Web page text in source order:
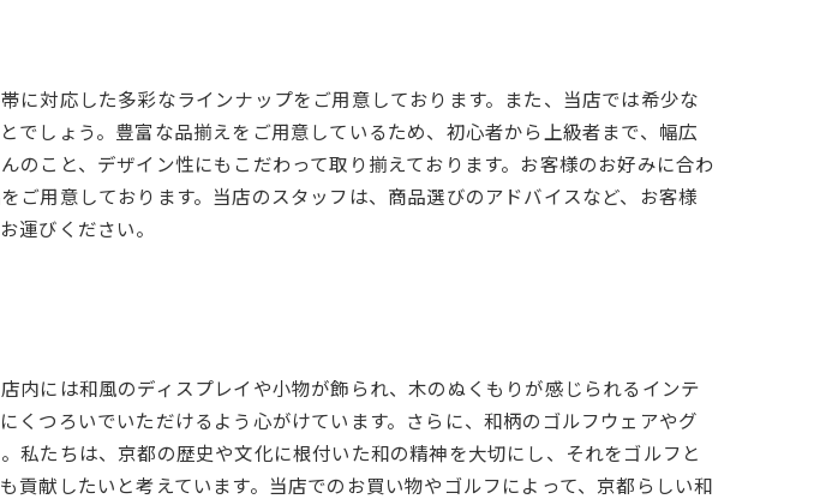
に対応した多彩なラインナップをご用意しております。また、当店では希少な
しょう。豊富な品揃えをご用意しているため、初心者から上級者まで、幅広
こと、デザイン性にもこだわって取り揃えております。お客様のお好みに合わ
用意しております。当店のスタッフは、商品選びのアドバイスなど、お客様
運びください。
内には和風のディスプレイや小物が飾られ、木のぬくもりが感じられるインテ
くつろいでいただけるよう心がけています。さらに、和柄のゴルフウェアやグ
私たちは、京都の歴史や文化に根付いた和の精神を大切にし、それをゴルフと
献したいと考えています。当店でのお買い物やゴルフによって、京都らしい和